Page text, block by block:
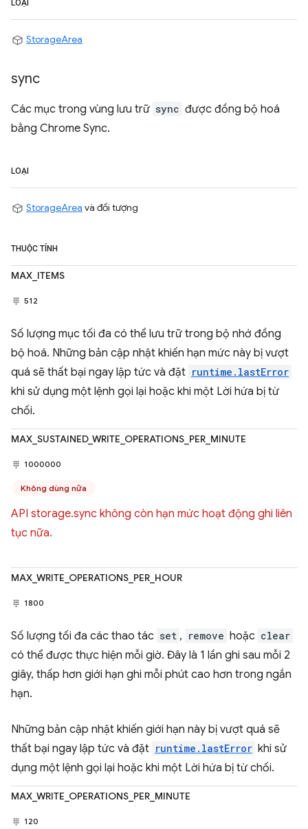
LOẠI
StorageArea
sync
Các mục trong vùng lưu trữ sync được đồng bộ hoá
bằng Chrome Sync.
LOẠI
StorageArea và đối tượng
THUỘC TÍNH
MAX_ITEMS
512
Số lượng mục tối đa có thể lưu trữ trong bộ nhớ đồng
bộ hoá. Những bản cập nhật khiến hạn mức này bị vượt
quá sẽ thất bại ngay lập tức và đặt runtime.lastError
khi sử dụng một lệnh gọi lại hoặc khi một Lời hứa bị từ
chối.
MAX_SUSTAINED_WRITE_OPERATIONS_PER_MINUTE
1000000
Không dùng nữa
API storage.sync không còn hạn mức hoạt động ghi liên
tục nữa.
MAX_WRITE_OPERATIONS_PER_HOUR
1800
Số lượng tối đa các thao tác set , remove hoặc clear
có thể được thực hiện mỗi giờ. Đây là 1 lần ghi sau mỗi 2
giây, thấp hơn giới hạn ghi mỗi phút cao hơn trong ngắn
hạn.
Những bản cập nhật khiến giới hạn này bị vượt quá sẽ
thất bại ngay lập tức và đặt runtime.lastError khi sử
dụng một lệnh gọi lại hoặc khi một Lời hứa bị từ chối.
MAX_WRITE_OPERATIONS_PER_MINUTE
120